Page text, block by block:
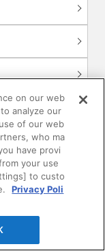
on our web
analyze our
of our web
who ma
have provi
your use
to custo
Privacy Poli